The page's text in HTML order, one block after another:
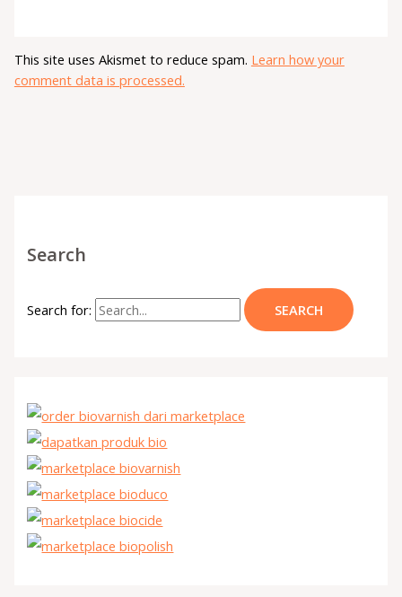
This site uses Akismet to reduce spam. Learn how your
comment data is processed.
Search
Search for: